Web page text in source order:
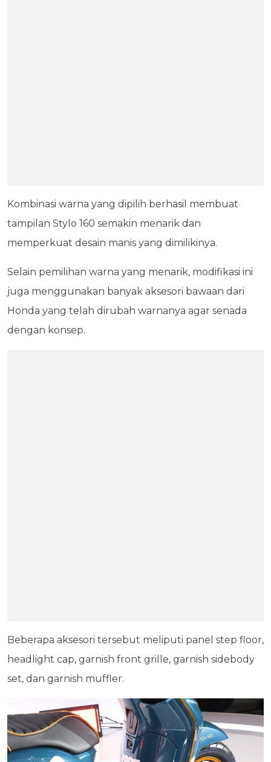
Kombinasi warna yang dipilih berhasil membuat
tampilan Stylo 160 semakin menarik dan
memperkuat desain manis yang dimilikinya.
Selain pemilihan warna yang menarik, modifikasi ini
juga menggunakan banyak aksesori bawaan dari
Honda yang telah dirubah warnanya agar senada
dengan konsep.
Beberapa aksesori tersebut meliputi panel step floor,
headlight cap, garnish front grille, garnish sidebody
set, dan garnish muffler.